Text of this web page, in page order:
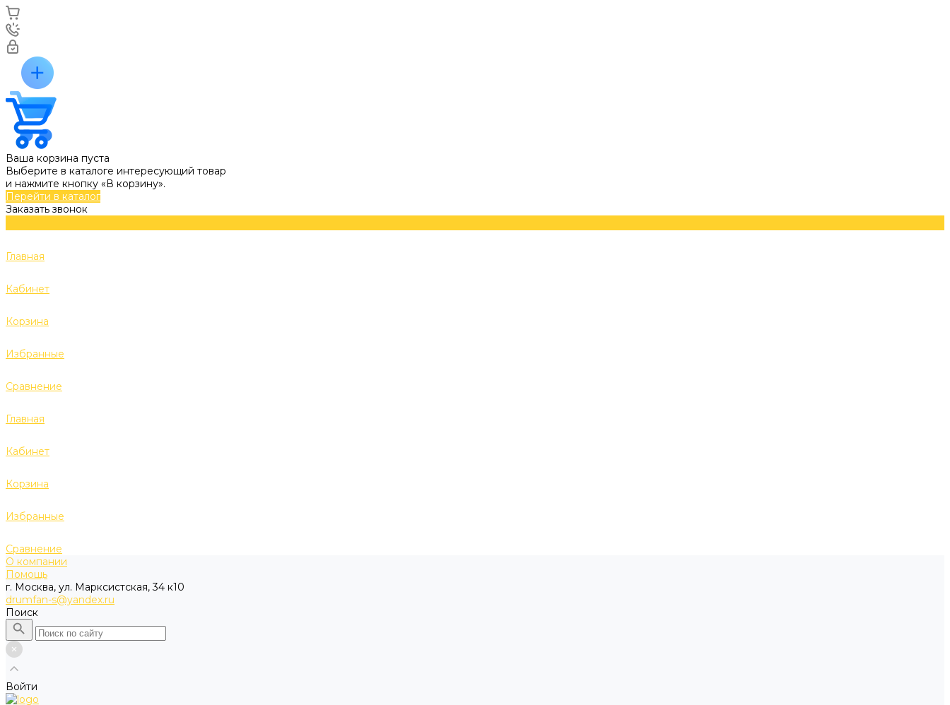
Ваша корзина пуста
Выберите в каталоге интересующий товар
и нажмите кнопку «В корзину».
Перейти в каталог
Заказать звонок
Главная
Кабинет
Корзина
Избранные
Сравнение
Главная
Кабинет
Корзина
Избранные
Сравнение
О компании
Помощь
г. Москва, ул. Марксистская, 34 к10
drumfan-s@yandex.ru
Поиск
Войти